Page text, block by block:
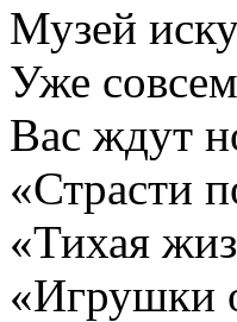
Музей
Уже
Вас ждут
«Страсти
«Тихая
«Игрушки